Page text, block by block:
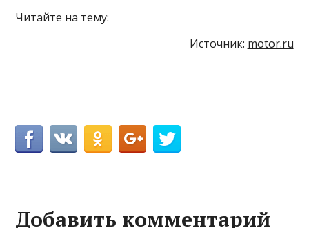
Читайте на тему:
Источник: motor.ru
Добавить комментарий